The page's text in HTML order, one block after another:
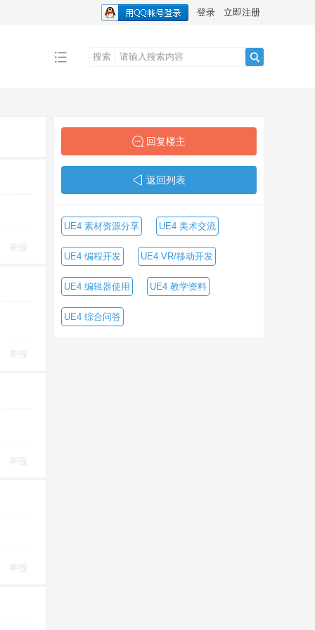
登录 立即注册
搜索
举报
举报
举报
举报
回复楼主
返回列表
UE4 素材资源分享 UE4 美术交流
UE4 编程开发 UE4 VR/移动开发
UE4 编辑器使用 UE4 教学资料
UE4 综合问答